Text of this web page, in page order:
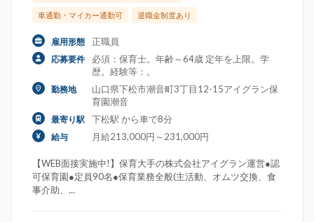
車通勤・マイカー通勤可 退職金制度あり
雇用形態 正職員
応募要件
必須：保育士。年齢～64歳 定年を上限。学
歴。経験等：。
勤務地
山口県下松市潮音町3丁目12-15アイグラン保
育園潮音
最寄り駅 下松駅 から車で8分
給与 月給213,000円～231,000円
【WEB面接実施中!】保育大手の株式会社アイグラン運営●認
可保育園●定員90名●保育業務全般(主活動、オムツ交換、食
事介助、...